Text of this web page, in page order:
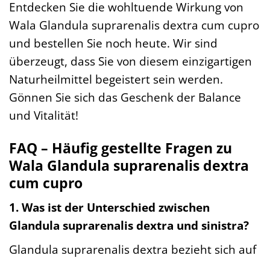
Entdecken Sie die wohltuende Wirkung von
Wala Glandula suprarenalis dextra cum cupro
und bestellen Sie noch heute. Wir sind
überzeugt, dass Sie von diesem einzigartigen
Naturheilmittel begeistert sein werden.
Gönnen Sie sich das Geschenk der Balance
und Vitalität!
FAQ – Häufig gestellte Fragen zu
Wala Glandula suprarenalis dextra
cum cupro
1. Was ist der Unterschied zwischen
Glandula suprarenalis dextra und sinistra?
Glandula suprarenalis dextra bezieht sich auf